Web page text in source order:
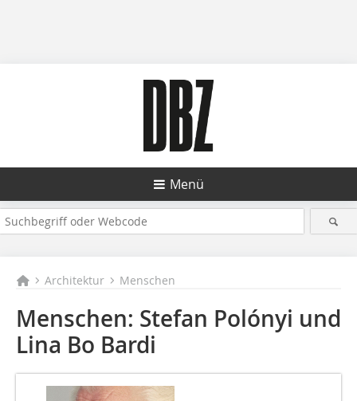
Menü
Architektur Menschen
Menschen: Stefan Polónyi und
Lina Bo Bardi